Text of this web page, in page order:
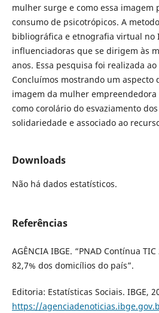
mulher surge e como essa imagem
consumo de psicotrópicos. A
bibliográfica e etnografia virtual no
influenciadoras que se dirigem às
anos. Essa pesquisa foi realizada
Concluímos mostrando um aspecto
imagem da mulher
como corolário do esvaziamento
solidariedade e associado ao
Downloads
Não há dados estatísticos.
Referências
AGÊNCIA IBGE. “PNAD Contínua
82,7% dos domicílios do país”.
Editoria: Estatísticas Sociais. IBGE,
https://